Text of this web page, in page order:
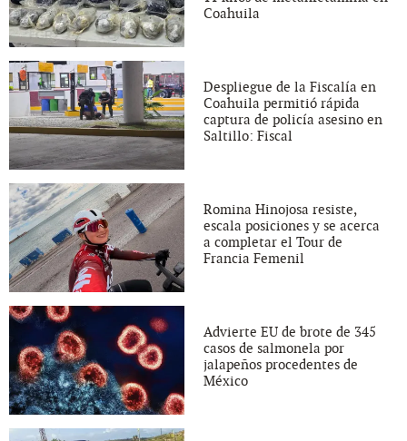
Coahuila
Despliegue de la Fiscalía en
Coahuila permitió rápida
captura de policía asesino en
Saltillo: Fiscal
Romina Hinojosa resiste,
escala posiciones y se acerca
a completar el Tour de
Francia Femenil
Advierte EU de brote de 345
casos de salmonela por
jalapeños procedentes de
México